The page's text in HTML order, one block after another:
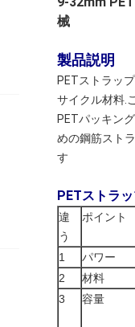
械
製品説明
PETストラッ
サイクル材料.
PETパッキン
めの鋼筋スト
す
PETストラ
違
う
ポイント
1 パワー
2
材料
3
容量